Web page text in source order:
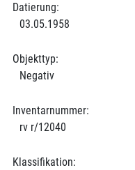
Datierung:
03.05.1958
Objekttyp:
Negativ
Inventarnummer:
rv r/12040
Klassifikation: